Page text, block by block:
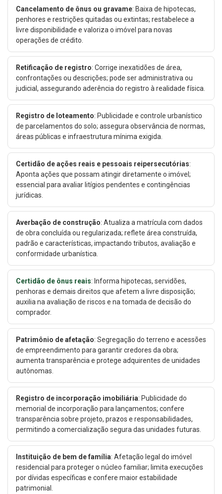
Cancelamento de ônus ou gravame: Baixa de hipotecas,
penhores e restrições quitadas ou extintas; restabelece a
livre disponibilidade e valoriza o imóvel para novas
operações de crédito.
Retificação de registro: Corrige inexatidões de área,
confrontações ou descrições; pode ser administrativa ou
judicial, assegurando aderência do registro à realidade física.
Registro de loteamento: Publicidade e controle urbanístico
de parcelamentos do solo; assegura observância de normas,
áreas públicas e infraestrutura mínima exigida.
Certidão de ações reais e pessoais reipersecutórias:
Aponta ações que possam atingir diretamente o imóvel;
essencial para avaliar litígios pendentes e contingências
jurídicas.
Averbação de construção: Atualiza a matrícula com dados
de obra concluída ou regularizada; reflete área construída,
padrão e características, impactando tributos, avaliação e
conformidade urbanística.
Certidão de ônus reais: Informa hipotecas, servidões,
penhoras e demais direitos que afetem a livre disposição;
auxilia na avaliação de riscos e na tomada de decisão do
comprador.
Patrimônio de afetação: Segregação do terreno e acessões
de empreendimento para garantir credores da obra;
aumenta transparência e protege adquirentes de unidades
autônomas.
Registro de incorporação imobiliária: Publicidade do
memorial de incorporação para lançamentos; confere
transparência sobre projeto, prazos e responsabilidades,
permitindo a comercialização segura das unidades futuras.
Instituição de bem de família: Afetação legal do imóvel
residencial para proteger o núcleo familiar; limita execuções
por dívidas específicas e confere maior estabilidade
patrimonial.